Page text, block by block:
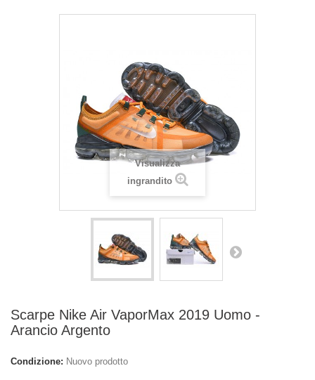
Visualizza
ingrandito
Scarpe Nike Air VaporMax 2019 Uomo -
Arancio Argento
Condizione: Nuovo prodotto